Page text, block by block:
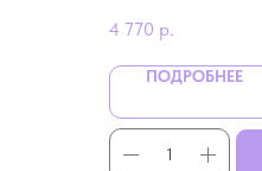
4 770 р.
ПОДРОБНЕЕ